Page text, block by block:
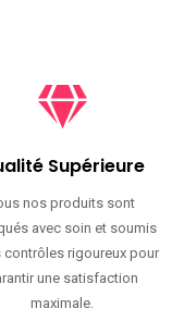
Supérieure
nos produits sont
avec soin et soumis
contrôles rigoureux pour
une satisfaction
maximale.